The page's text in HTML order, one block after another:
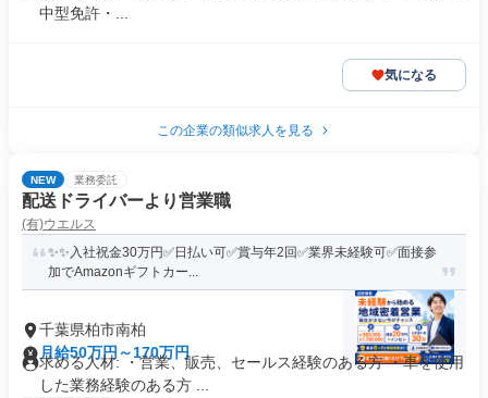
中型免許・...
気になる
この企業の類似求人を見る
NEW 業務委託
配送ドライバーより営業職
(有)ウエルス
✨✨入社祝金30万円✅日払い可✅賞与年2回✅業界未経験可✅面接参
加でAmazonギフトカー...
千葉県柏市南柏
月給50万円～170万円
求める人材: ・営業、販売、セールス経験のある方 ・車を使用
した業務経験のある方 ...